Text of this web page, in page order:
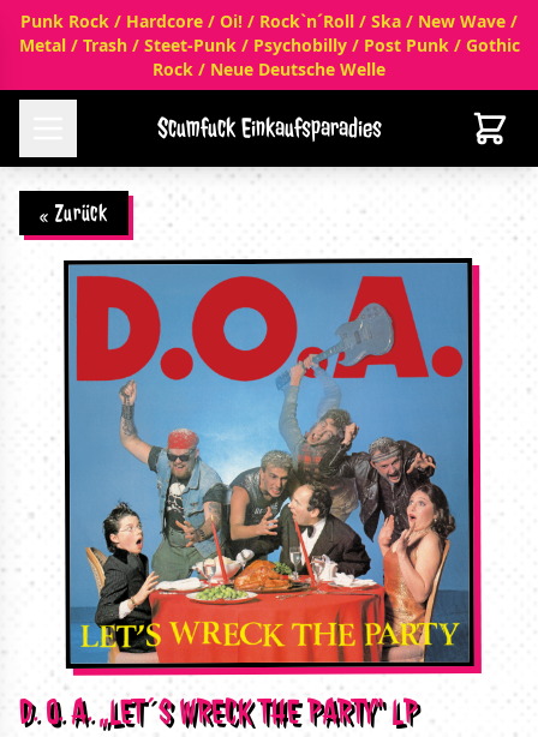
Punk Rock / Hardcore / Oi! / Rock`n´Roll / Ska / New Wave /
Metal / Trash / Steet-Punk / Psychobilly / Post Punk / Gothic
Rock / Neue Deutsche Welle
Scumfuck Einkaufsparadies
« Zurück
D. O. A. „LET´S WRECK THE PARTY“ LP